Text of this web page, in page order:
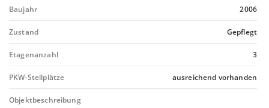
Baujahr 2006
Zustand Gepflegt
Etagenanzahl 3
PKW-Stellplätze ausreichend vorhanden
Objektbeschreibung